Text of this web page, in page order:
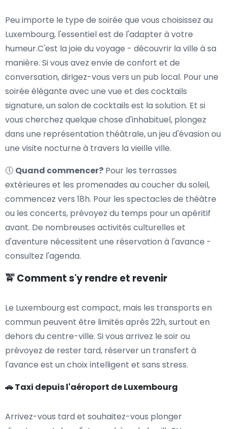
Peu importe le type de soirée que vous choisissez au
Luxembourg, l'essentiel est de l'adapter à votre
humeur.C'est la joie du voyage - découvrir la ville à sa
manière. Si vous avez envie de confort et de
conversation, dirigez-vous vers un pub local. Pour une
soirée élégante avec une vue et des cocktails
signature, un salon de cocktails est la solution. Et si
vous cherchez quelque chose d'inhabituel, plongez
dans une représentation théâtrale, un jeu d'évasion ou
une visite nocturne à travers la vieille ville.
🕔 Quand commencer? Pour les terrasses
extérieures et les promenades au coucher du soleil,
commencez vers 18h. Pour les spectacles de théâtre
ou les concerts, prévoyez du temps pour un apéritif
avant. De nombreuses activités culturelles et
d'aventure nécessitent une réservation à l'avance -
consultez l'agenda.
🚖 Comment s'y rendre et revenir
Le Luxembourg est compact, mais les transports en
commun peuvent être limités après 22h, surtout en
dehors du centre-ville. Si vous arrivez le soir ou
prévoyez de rester tard, réserver un transfert à
l'avance est un choix intelligent et sans stress.
🚗 Taxi depuis l'aéroport de Luxembourg
Arrivez-vous tard et souhaitez-vous plonger